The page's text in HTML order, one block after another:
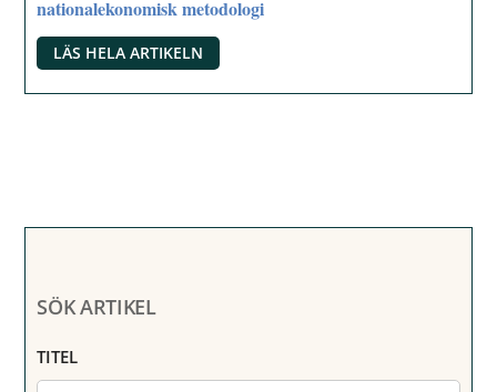
nationalekonomisk metodologi
LÄS HELA ARTIKELN
SÖK ARTIKEL
TITEL